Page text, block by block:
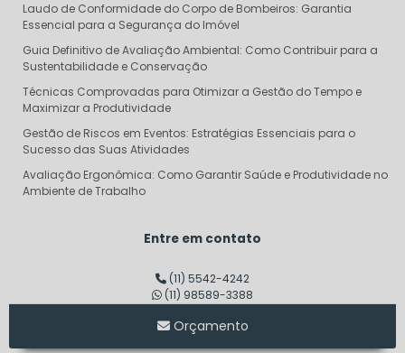
Laudo de Conformidade do Corpo de Bombeiros: Garantia
Essencial para a Segurança do Imóvel
Guia Definitivo de Avaliação Ambiental: Como Contribuir para a
Sustentabilidade e Conservação
Técnicas Comprovadas para Otimizar a Gestão do Tempo e
Maximizar a Produtividade
Gestão de Riscos em Eventos: Estratégias Essenciais para o
Sucesso das Suas Atividades
Avaliação Ergonômica: Como Garantir Saúde e Produtividade no
Ambiente de Trabalho
Consultoria em Segurança do Trabalho SP: Transforme sua
Entre em contato
(11) 5542-4242
(11) 98589-3388
Orçamento